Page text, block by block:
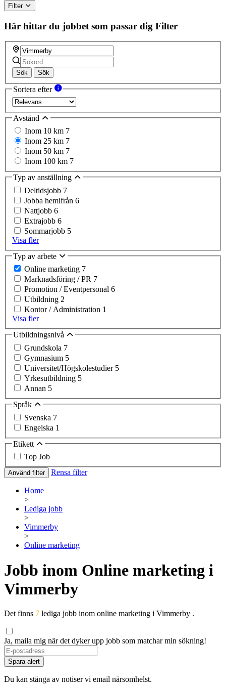
Filter
Här hittar du jobbet som passar dig Filter
Sök Sök
Sortera efter
Avstånd
Inom 10 km 7
Inom 25 km 7
Inom 50 km 7
Inom 100 km 7
Typ av anställning
Deltidsjobb 7
Jobba hemifrån 6
Nattjobb 6
Extrajobb 6
Sommarjobb 5
Visa fler
Typ av arbete
Online marketing 7
Marknadsföring / PR 7
Promotion / Eventpersonal 6
Utbildning 2
Kontor / Administration 1
Visa fler
Utbildningsnivå
Grundskola 7
Gymnasium 5
Universitet/Högskolestudier 5
Yrkesutbildning 5
Annan 5
Språk
Svenska 7
Engelska 1
Etikett
Top Job
Använd filter Rensa filter
Home
>
Lediga jobb
>
Vimmerby
>
Online marketing
Jobb inom Online marketing i
Vimmerby
Det finns 7 lediga jobb inom online marketing i Vimmerby .
Ja, maila mig när det dyker upp jobb som matchar min sökning!
Spara alert
Du kan stänga av notiser vi email närsomhelst.